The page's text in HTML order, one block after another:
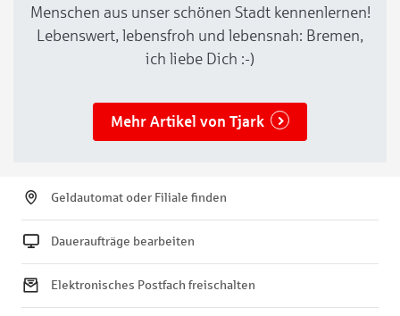
Menschen aus unser schönen Stadt kennenlernen!
Lebenswert, lebensfroh und lebensnah: Bremen,
ich liebe Dich :-)
Mehr Artikel von Tjark
Geldautomat oder Filiale finden
Daueraufträge bearbeiten
Elektronisches Postfach freischalten